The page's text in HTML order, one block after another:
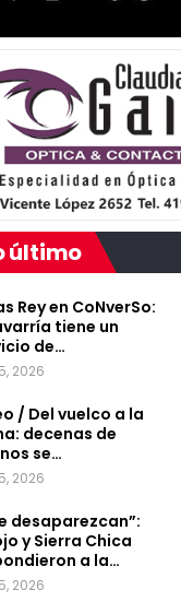
último
Rey en CoNverSo:
tiene un
de…
2026
/ Del vuelco a la
decenas de
se…
2026
desaparezcan”:
y Sierra Chica
a la…
2026